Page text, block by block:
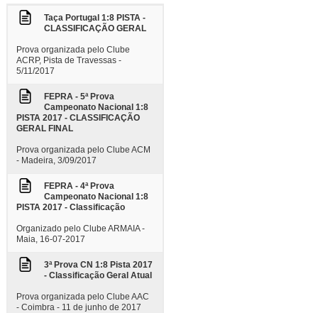
Taça Portugal 1:8 PISTA -
CLASSIFICAÇÃO GERAL
Prova organizada pelo Clube
ACRP, Pista de Travessas -
5/11/2017
FEPRA - 5ª Prova
Campeonato Nacional 1:8
PISTA 2017 - CLASSIFICAÇÃO
GERAL FINAL
Prova organizada pelo Clube ACM
- Madeira, 3/09/2017
FEPRA - 4ª Prova
Campeonato Nacional 1:8
PISTA 2017 - Classificação
Organizado pelo Clube ARMAIA -
Maia, 16-07-2017
3ª Prova CN 1:8 Pista 2017
- Classificação Geral Atual
Prova organizada pelo Clube AAC
- Coimbra - 11 de junho de 2017